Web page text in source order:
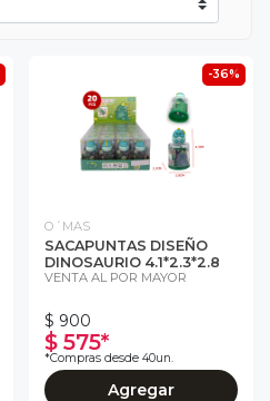
-36%
O´MAS
SACAPUNTAS DISEÑO
DINOSAURIO 4.1*2.3*2.8
VENTA AL POR MAYOR
$ 900
$ 575*
*Compras desde 40un.
Agregar